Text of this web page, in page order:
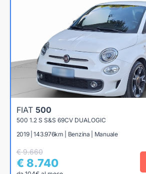
FIAT 500
500 1.2 S S&S 69CV DUALOGIC
2019 | 143.976km | Benzina | Manuale
€ 9.660
€ 8.740